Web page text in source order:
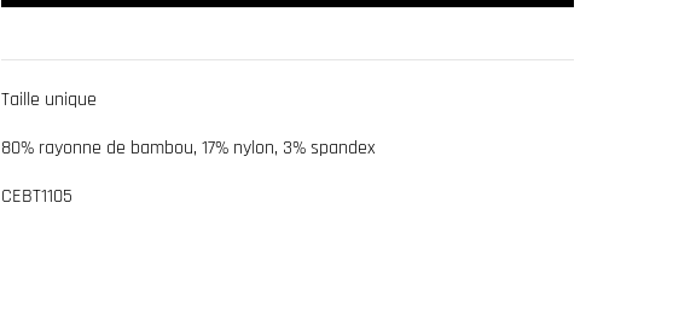
Taille unique
80% rayonne de bambou, 17% nylon, 3% spandex
CEBT1105